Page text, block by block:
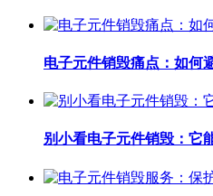
电子元件销毁痛点：如何
别小看电子元件销毁：它